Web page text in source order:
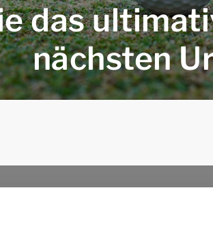
das
nächsten